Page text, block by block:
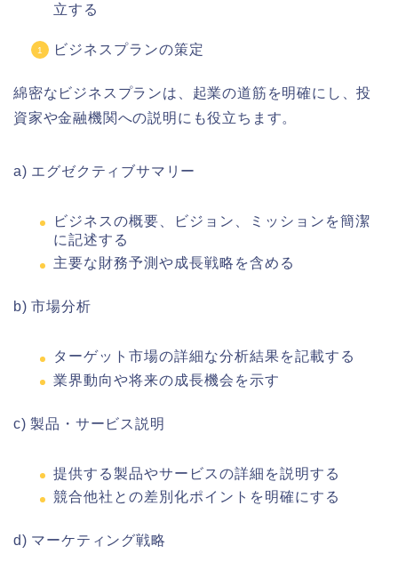
立する
ビジネスプランの策定
綿密なビジネスプランは、起業の道筋を明確にし、投
資家や金融機関への説明にも役立ちます。
a) エグゼクティブサマリー
ビジネスの概要、ビジョン、ミッションを簡潔
に記述する
主要な財務予測や成長戦略を含める
b) 市場分析
ターゲット市場の詳細な分析結果を記載する
業界動向や将来の成長機会を示す
c) 製品・サービス説明
提供する製品やサービスの詳細を説明する
競合他社との差別化ポイントを明確にする
d) マーケティング戦略